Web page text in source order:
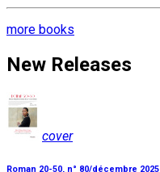
more books
New Releases
cover
Roman 20-50, n° 80/décembre 2025